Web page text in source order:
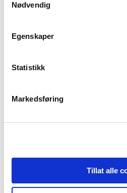
Nødvendig
Egenskaper
Statistikk
Markedsføring
Tillat alle
Read